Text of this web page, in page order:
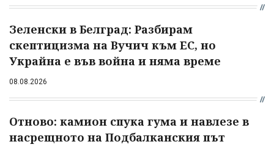
Зеленски в Белград: Разбирам
скептицизма на Вучич към ЕС, но
Украйна е във война и няма време
08.08.2026
Отново: камион спука гума и навлезе в
насрещното на Подбалканския път